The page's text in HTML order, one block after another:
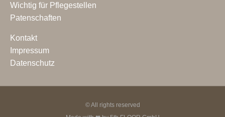
Wichtig für Pflegestellen
Patenschaften
Kontakt
Impressum
Datenschutz
© All rights reserved